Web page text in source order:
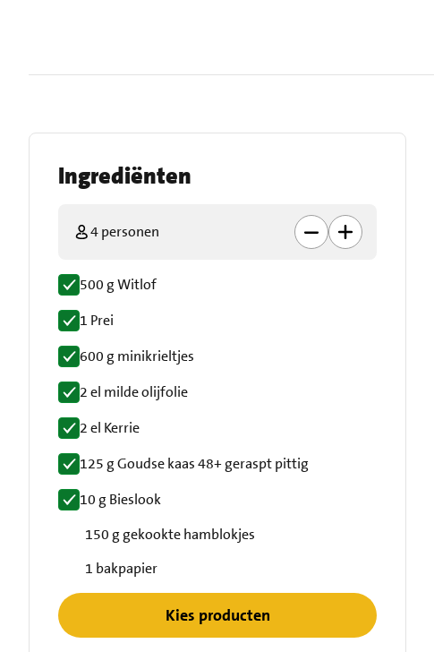
Ingrediënten
4 personen
500 g Witlof
1 Prei
600 g minikrieltjes
2 el milde olijfolie
2 el Kerrie
125 g Goudse kaas 48+ geraspt pittig
10 g Bieslook
150 g gekookte hamblokjes
1 bakpapier
Kies producten